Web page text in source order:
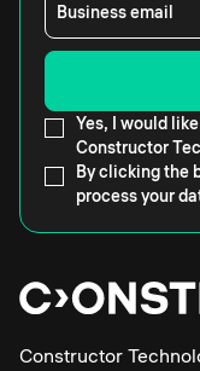
Business email
Yes, I would
Constructor
By clicking the
process your
Constructor